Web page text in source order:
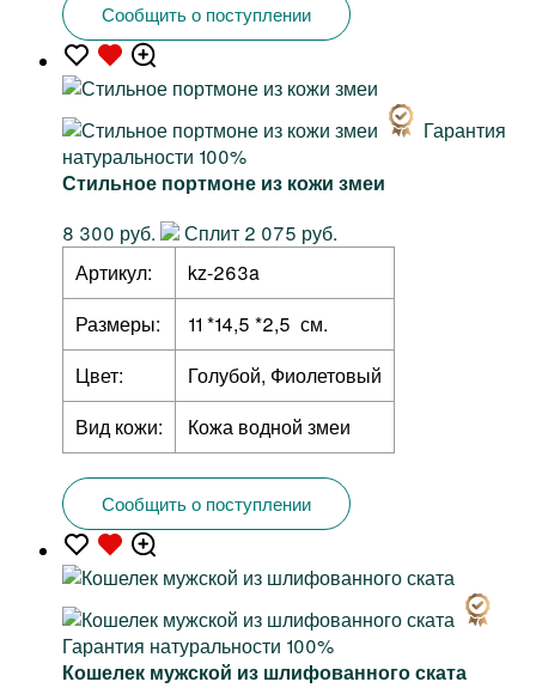
Сообщить о поступлении
Гарантия
натуральности 100%
Стильное портмоне из кожи змеи
8 300 руб.
Сплит 2 075 руб.
Артикул:
kz-263a
Размеры:
11 *14,5 *2,5 см.
Цвет:
Голубой, Фиолетовый
Вид кожи:
Кожа водной змеи
Сообщить о поступлении
Гарантия натуральности 100%
Кошелек мужской из шлифованного ската